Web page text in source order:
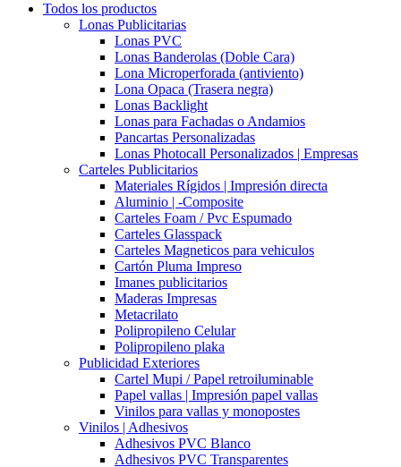
Todos los productos
Lonas Publicitarias
Lonas PVC
Lonas Banderolas (Doble Cara)
Lona Microperforada (antiviento)
Lona Opaca (Trasera negra)
Lonas Backlight
Lonas para Fachadas o Andamios
Pancartas Personalizadas
Lonas Photocall Personalizados | Empresas
Carteles Publicitarios
Materiales Rígidos | Impresión directa
Aluminio | -Composite
Carteles Foam / Pvc Espumado
Carteles Glasspack
Carteles Magneticos para vehiculos
Cartón Pluma Impreso
Imanes publicitarios
Maderas Impresas
Metacrilato
Polipropileno Celular
Polipropileno plaka
Publicidad Exteriores
Cartel Mupi / Papel retroiluminable
Papel vallas | Impresión papel vallas
Vinilos para vallas y monopostes
Vinilos | Adhesivos
Adhesivos PVC Blanco
Adhesivos PVC Transparentes